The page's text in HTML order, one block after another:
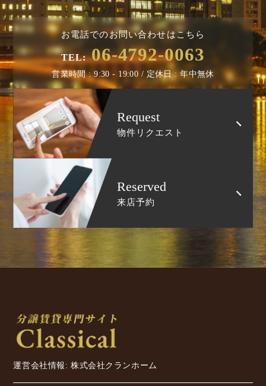
お電話でのお問い合わせはこちら
TEL: 06-4792-0063
営業時間 : 9:30 - 19:00 / 定休日 : 年中無休
Request
物件リクエスト
Reserved
来店予約
運営会社情報: 株式会社クランホーム